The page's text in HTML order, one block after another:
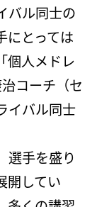
バル同士の
にとっては
個人メドレ
コーチ（セ
イバル同士
選手を盛り
開してい